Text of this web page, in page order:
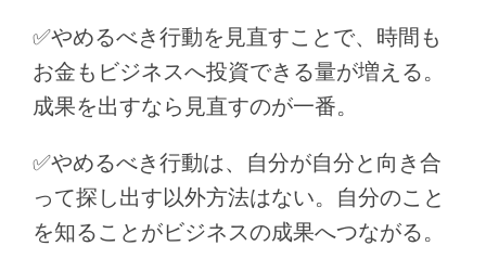
✅やめるべき行動を見直すことで、時間も
お金もビジネスへ投資できる量が増える。
成果を出すなら見直すのが一番。
✅やめるべき行動は、自分が自分と向き合
って探し出す以外方法はない。自分のこと
を知ることがビジネスの成果へつながる。